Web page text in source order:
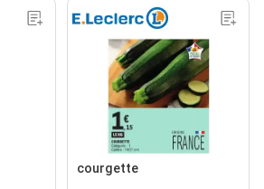
courgette